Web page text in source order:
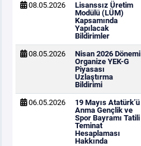
08.05.2026
Lisanssız Üretim
Modülü (LÜM)
Kapsamında
Yapılacak
Bildirimler
08.05.2026
Nisan 2026 Dönemi
Organize YEK-G
Piyasası
Uzlaştırma
Bildirimi
06.05.2026
19 Mayıs Atatürk’ü
Anma Gençlik ve
Spor Bayramı Tatili
Teminat
Hesaplaması
Hakkında